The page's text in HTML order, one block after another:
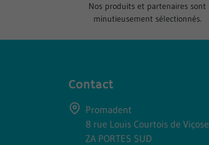
Nos produits et partenaires sont
minutieusement sélectionnés.
Contact
Promadent
8 rue Louis Courtois de Viçose
ZA PORTES SUD